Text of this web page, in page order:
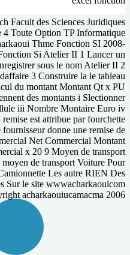
Universit
Economiques
TP
2009
Nouveau
Nommer la
suivant
5 Pour tout
les
Nombre de
du montant ralis
10 et 5 pour
Remise 8
Pour Mounir
Complments de
Droits